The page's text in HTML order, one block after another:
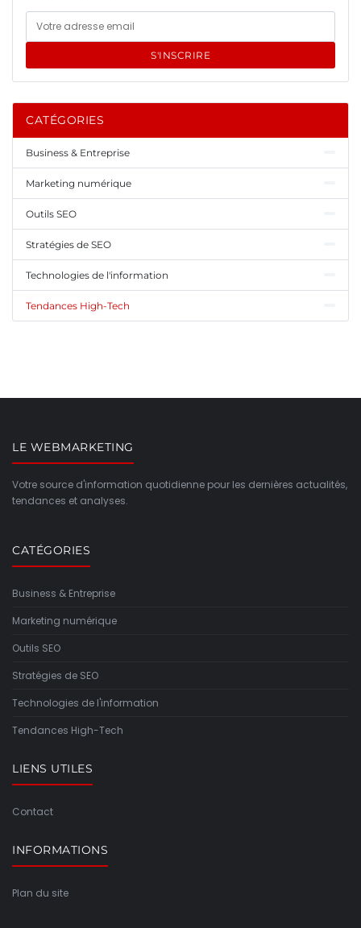
S'INSCRIRE
CATÉGORIES
Business & Entreprise
Marketing numérique
Outils SEO
Stratégies de SEO
Technologies de l'information
Tendances High-Tech
LE WEBMARKETING
Votre source d'information quotidienne pour les dernières actualités,
tendances et analyses.
CATÉGORIES
Business & Entreprise
Marketing numérique
Outils SEO
Stratégies de SEO
Technologies de l'information
Tendances High-Tech
LIENS UTILES
Contact
INFORMATIONS
Plan du site